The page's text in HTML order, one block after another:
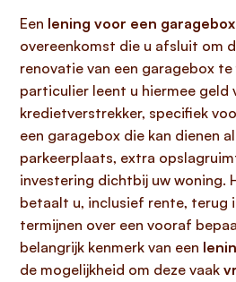
Een lening voor een garagebox
overeenkomst die u afsluit om
renovatie van een garagebox te
particulier leent u hiermee geld
kredietverstrekker, specifiek
een garagebox die kan dienen
parkeerplaats, extra
investering dichtbij uw woning.
betaalt u, inclusief rente, terug
termijnen over een vooraf
belangrijk kenmerk van een
de mogelijkheid om deze vaak